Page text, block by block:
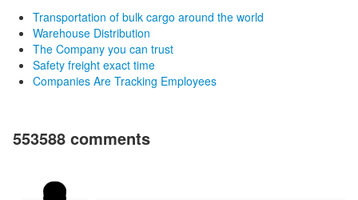
Transportation of bulk cargo around the world
Warehouse Distribution
The Company you can trust
Safety freight exact time
Companies Are Tracking Employees
553588 comments